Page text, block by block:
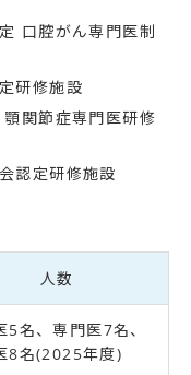
口腔がん専門医制
研修施設
関節症専門医研修
認定研修施設
人数
5名、専門医7名、
8名(2025年度)